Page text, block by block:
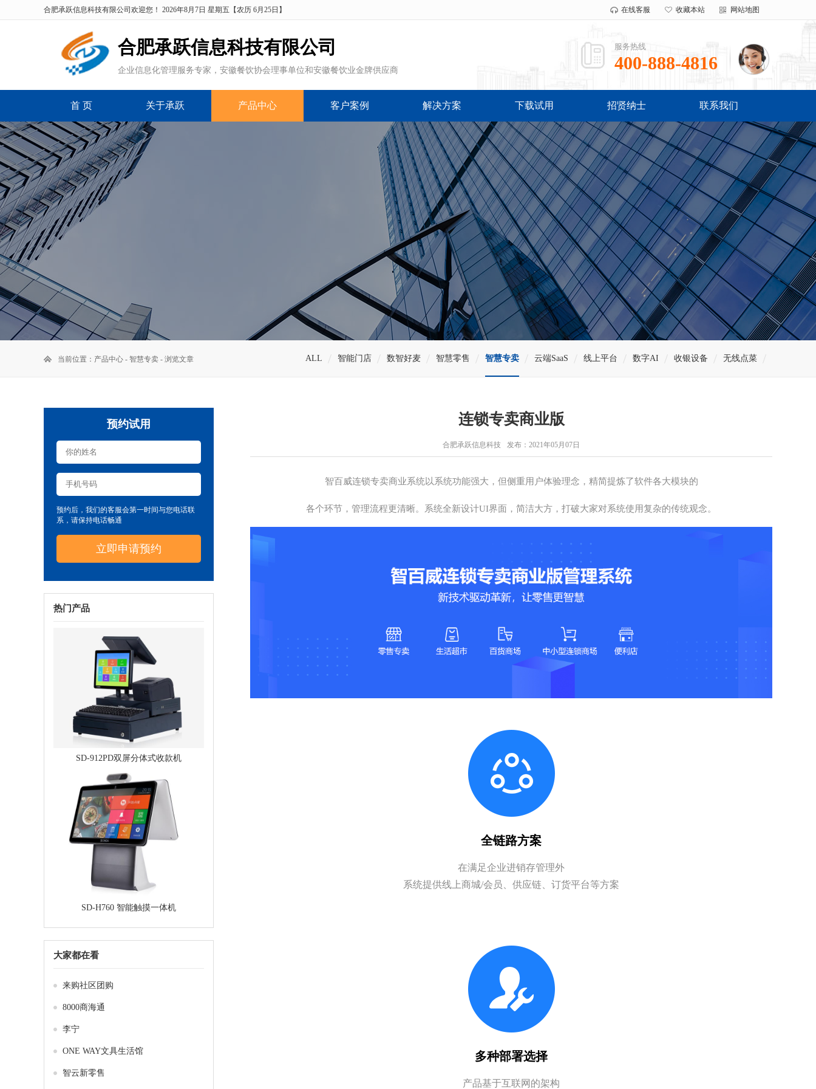
合肥承跃信息科技有限公司欢迎您！ 2026年8月7日 星期五 【农历 6月25日 】 在线客服 收藏本站 网站地图
合肥承跃信息科技有限公司
企业信息化管理服务专家，安徽餐饮协会理事单位和安徽餐饮业金牌供应商
服务热线
400-888-4816
首 页 关于承跃 产品中心 客户案例 解决方案 下载试用 招贤纳士 联系我们
ALL 智能门店 数智好麦 智慧零售 智慧专卖 云端SaaS 线上平台 数字AI 收银设备 无线点菜
当前位置： 产品中心 - 智慧专卖 - 浏览文章
连锁专卖商业版
合肥承跃信息科技 发布：2021年05月07日
智百威连锁专卖商业系统以系统功能强大，但侧重用户体验理念，精简提炼了软件各大模块的
各个环节，管理流程更清晰。系统全新设计UI界面，简洁大方，打破大家对系统使用复杂的传统观念。
全链路方案
在满足企业进销存管理外
系统提供线上商城/会员、供应链、订货平台等方案
多种部署选择
产品基于互联网的架构
预约试用
预约后，我们的客服会第一时间与您电话联
系，请保持电话畅通
热门产品
SD-912PD双屏分体式收款机
SD-H760 智能触摸一体机
大家都在看
来购社区团购
8000商海通
李宁
ONE WAY文具生活馆
智云新零售